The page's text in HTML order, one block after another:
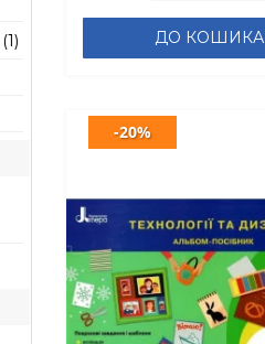
(1)
ДО КОШИКА
-20%